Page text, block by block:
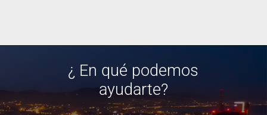
¿ En qué podemos
ayudarte?